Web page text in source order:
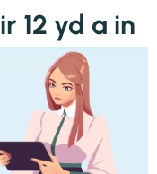
12 yd a in